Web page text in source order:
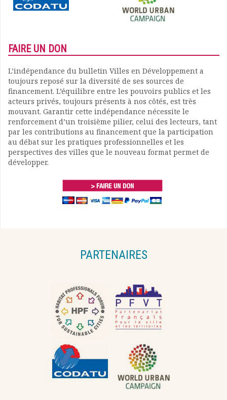
FAIRE UN DON
L’indépendance du bulletin Villes en Développement a
toujours reposé sur la diversité de ses sources de
financement. L’équilibre entre les pouvoirs publics et les
acteurs privés, toujours présents à nos côtés, est très
mouvant. Garantir cette indépendance nécessite le
renforcement d’un troisième pilier, celui des lecteurs, tant
par les contributions au financement que la participation
au débat sur les pratiques professionnelles et les
perspectives des villes que le nouveau format permet de
développer.
PARTENAIRES